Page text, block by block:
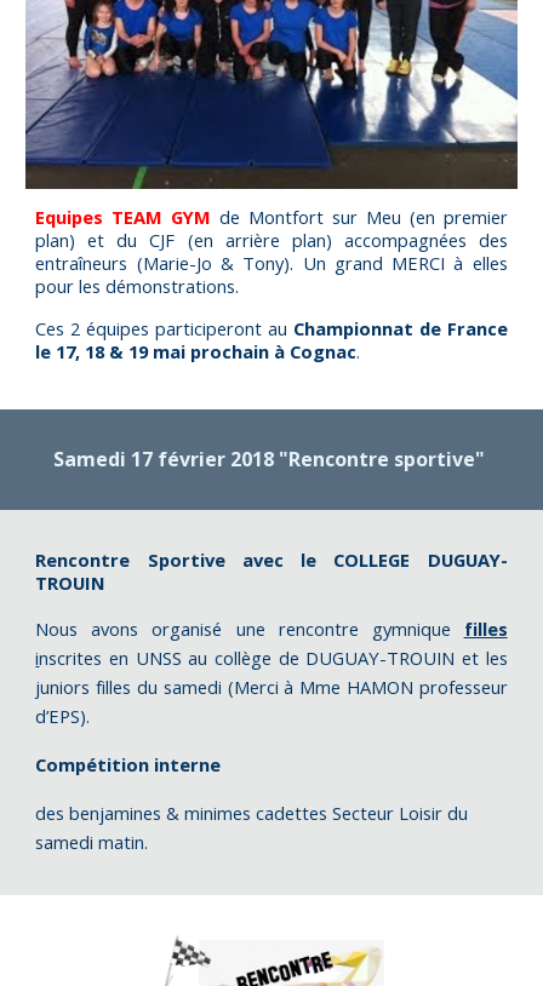
Equipes TEAM GYM de Montfort sur Meu (en premier
plan) et du CJF (en arrière plan) accompagnées des
entraîneurs (Marie-Jo & Tony). Un grand MERCI à elles
pour les démonstrations.
Ces 2 équipes participeront au Championnat de France
le 17, 18 & 19 mai prochain à Cognac.
Samedi 17 février 2018 "Rencontre sportive"
Rencontre Sportive avec le COLLEGE DUGUAY-
TROUIN
Nous avons organisé une rencontre gymnique filles
inscrites en UNSS au collège de DUGUAY-TROUIN et les
juniors filles du samedi (Merci à Mme HAMON professeur
d’EPS).
Compétition interne
des benjamines & minimes cadettes Secteur Loisir du
samedi matin.